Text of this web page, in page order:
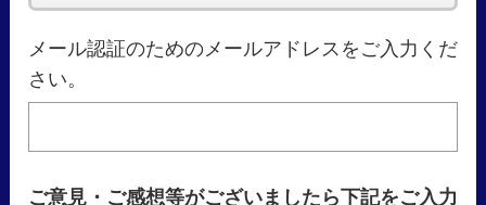
メール認証のためのメールアドレスをご入力くだ
さい。
ご意見・ご感想等がございましたら下記をご入力